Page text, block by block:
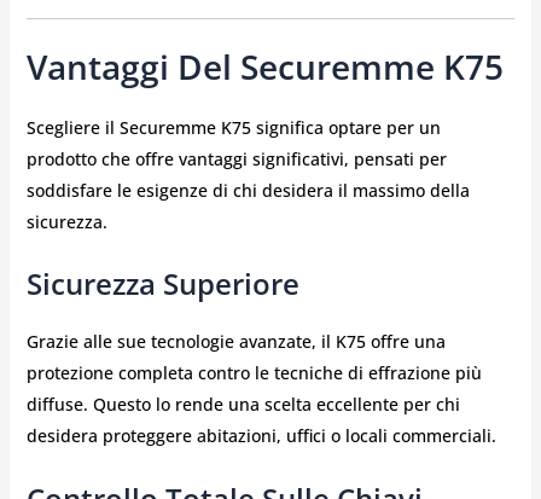
Vantaggi Del Securemme K75
Scegliere il Securemme K75 significa optare per un
prodotto che offre vantaggi significativi, pensati per
soddisfare le esigenze di chi desidera il massimo della
sicurezza.
Sicurezza Superiore
Grazie alle sue tecnologie avanzate, il K75 offre una
protezione completa contro le tecniche di effrazione più
diffuse. Questo lo rende una scelta eccellente per chi
desidera proteggere abitazioni, uffici o locali commerciali.